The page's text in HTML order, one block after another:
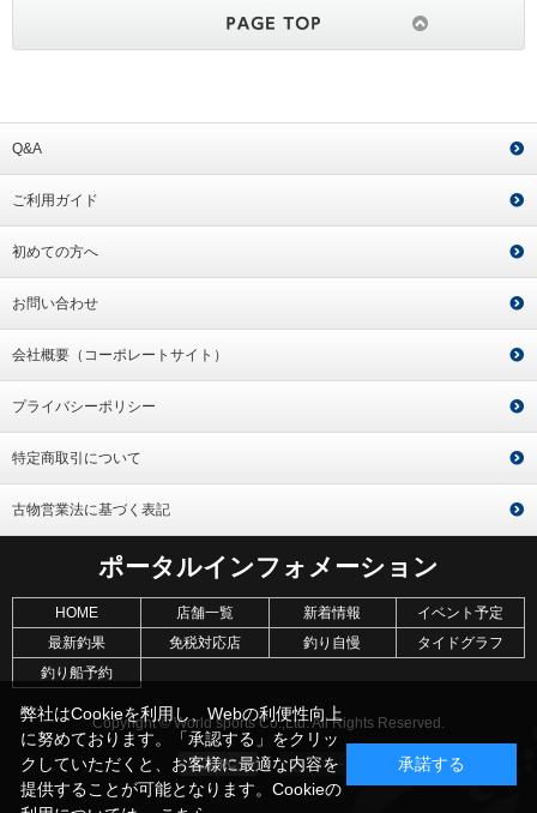
Q&A
ご利用ガイド
初めての方へ
お問い合わせ
会社概要（コーポレートサイト）
プライバシーポリシー
特定商取引について
古物営業法に基づく表記
ポータルインフォメーション
HOME 店舗一覧 新着情報
イベント予定
最新釣果
免税対応店 釣り自慢
タイドグラフ
釣り船予約
Copyright © World sports Co.,Ltd. All Rights Reserved.
弊社はCookieを利用し、Webの利便性向上
に努めております。「承認する」をクリッ
クしていただくと、お客様に最適な内容を
提供することが可能となります。Cookieの
承諾する